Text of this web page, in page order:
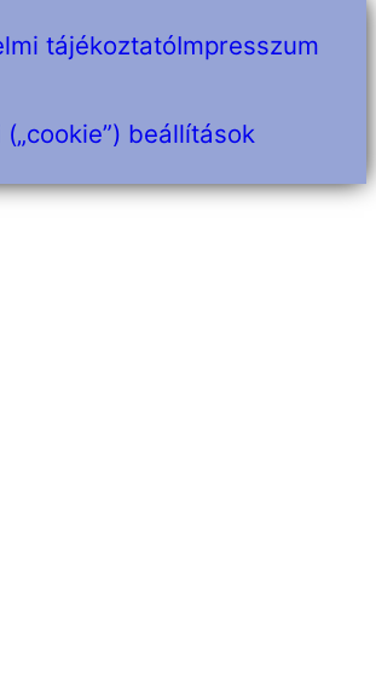
tájékoztatóImpresszum
(„cookie”) beállítások